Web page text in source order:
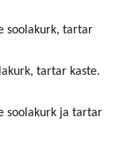
soolakurk, tartar
tartar kaste.
soolakurk ja tartar